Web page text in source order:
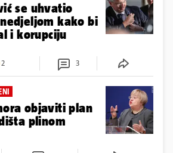
se uhvatio
kako bi
i korupciju
2 3
objaviti plan
plinom